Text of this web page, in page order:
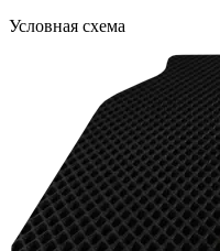
Условная схема